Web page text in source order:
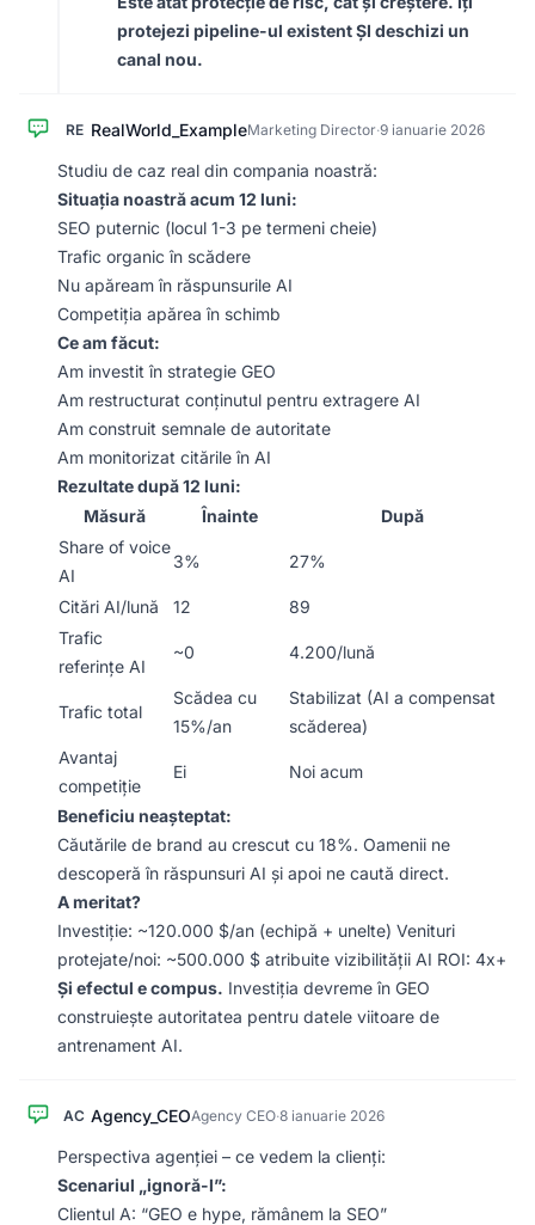
protejezi pipeline-ul existent ȘI deschizi un
canal nou.
RE RealWorld_ExampleMarketing Director·9 ianuarie 2026
Studiu de caz real din compania noastră:
Situația noastră acum 12 luni:
SEO puternic (locul 1-3 pe termeni cheie)
Trafic organic în scădere
Nu apăream în răspunsurile AI
Competiția apărea în schimb
Ce am făcut:
Am investit în strategie GEO
Am restructurat conținutul pentru extragere AI
Am construit semnale de autoritate
Am monitorizat citările în AI
Rezultate după 12 luni:
Măsură
Înainte
După
Share of voice
AI
3% 27%
Citări AI/lună 12
89
Trafic
referințe AI
~0 4.200/lună
Trafic total
Scădea cu
15%/an
Stabilizat (AI a compensat
scăderea)
Avantaj
competiție
Ei Noi acum
Beneficiu neașteptat:
Căutările de brand au crescut cu 18%. Oamenii ne
descoperă în răspunsuri AI și apoi ne caută direct.
A meritat?
Investiție: ~120.000 $/an (echipă + unelte) Venituri
protejate/noi: ~500.000 $ atribuite vizibilității AI ROI: 4x+
Și efectul e compus. Investiția devreme în GEO
construiește autoritatea pentru datele viitoare de
antrenament AI.
AC Agency_CEOAgency CEO·8 ianuarie 2026
Perspectiva agenției – ce vedem la clienți:
Scenariul „ignoră-l”:
Clientul A: “GEO e hype, rămânem la SEO”